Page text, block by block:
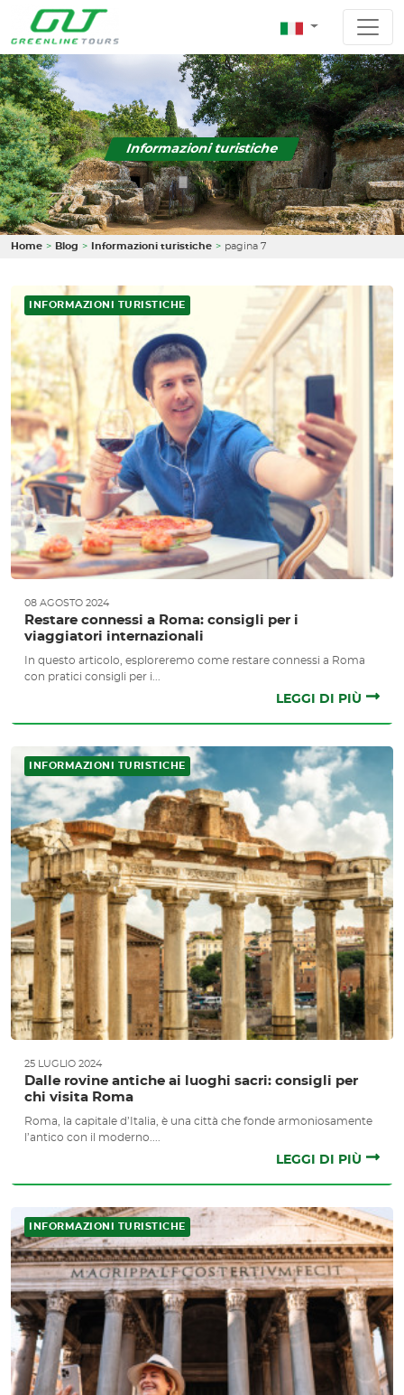
Informazioni turistiche
Home Blog Informazioni turistiche pagina 7
INFORMAZIONI TURISTICHE
08 AGOSTO 2024
Restare connessi a Roma: consigli per i
viaggiatori internazionali
In questo articolo, esploreremo come restare connessi a Roma
con pratici consigli per i...
LEGGI DI PIÙ
INFORMAZIONI TURISTICHE
25 LUGLIO 2024
Dalle rovine antiche ai luoghi sacri: consigli per
chi visita Roma
Roma, la capitale d’Italia, è una città che fonde armoniosamente
l’antico con il moderno....
LEGGI DI PIÙ
INFORMAZIONI TURISTICHE